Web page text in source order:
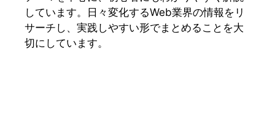
しています。日々変化するWeb業界の情報をリ
サーチし、実践しやすい形でまとめることを大
切にしています。